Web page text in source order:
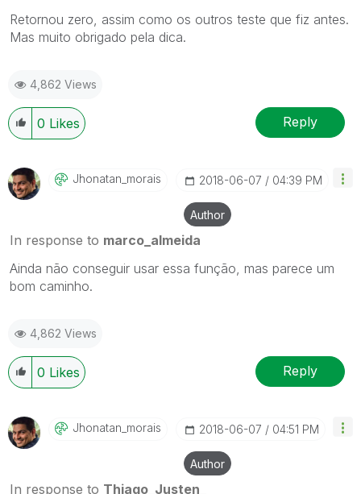
Retornou zero, assim como os outros teste que fiz antes.
Mas muito obrigado pela dica.
4,862 Views
0 Likes Reply
Jhonatan_morais ‎2018-06-07 04:39 PM
Author
In response to marco_almeida
Ainda não conseguir usar essa função, mas parece um
bom caminho.
4,862 Views
0 Likes Reply
Jhonatan_morais ‎2018-06-07 04:51 PM
Author
In response to Thiago_Justen_